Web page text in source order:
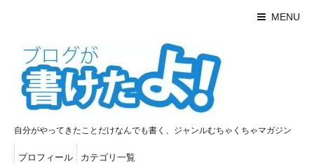
MENU
自分がやってきたことだけなんでも書く、ジャンルむちゃくちゃマガジン
プロフィール カテゴリ一覧